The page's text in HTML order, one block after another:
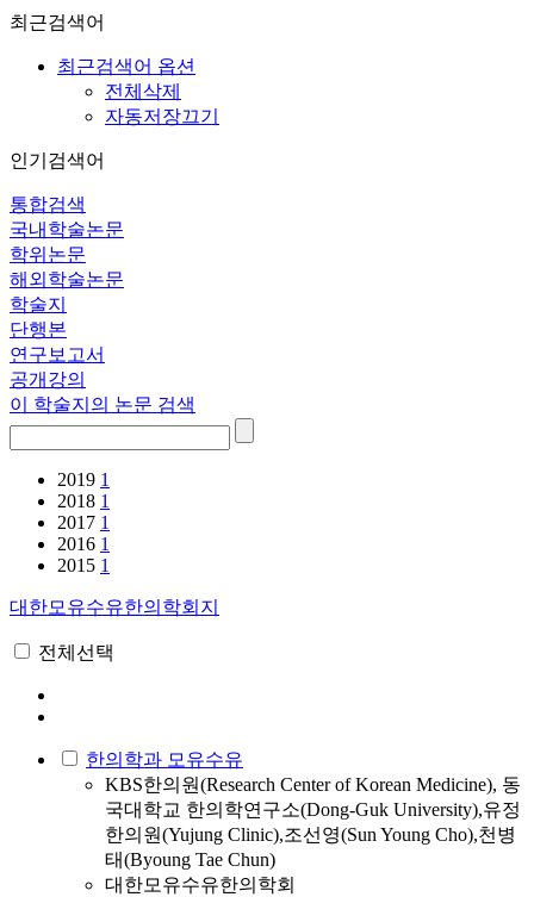
최근검색어
최근검색어 옵션
전체삭제
자동저장끄기
인기검색어
통합검색
국내학술논문
학위논문
해외학술논문
학술지
단행본
연구보고서
공개강의
이 학술지의 논문 검색
2019 1
2018 1
2017 1
2016 1
2015 1
대한모유수유한의학회지
전체선택
한의학과 모유수유
KBS한의원(Research Center of Korean Medicine), 동
국대학교 한의학연구소(Dong-Guk University),유정
한의원(Yujung Clinic),조선영(Sun Young Cho),천병
태(Byoung Tae Chun)
대한모유수유한의학회